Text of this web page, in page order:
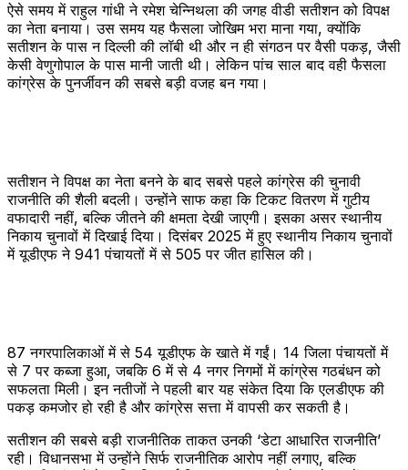
ऐसे समय में राहुल गांधी ने रमेश चेन्निथला की जगह वीडी सतीशन को विपक्ष
का नेता बनाया। उस समय यह फैसला जोखिम भरा माना गया, क्योंकि
सतीशन के पास न दिल्ली की लॉबी थी और न ही संगठन पर वैसी पकड़, जैसी
केसी वेणुगोपाल के पास मानी जाती थी। लेकिन पांच साल बाद वही फैसला
कांग्रेस के पुनर्जीवन की सबसे बड़ी वजह बन गया।
सतीशन ने विपक्ष का नेता बनने के बाद सबसे पहले कांग्रेस की चुनावी
राजनीति की शैली बदली। उन्होंने साफ कहा कि टिकट वितरण में गुटीय
वफादारी नहीं, बल्कि जीतने की क्षमता देखी जाएगी। इसका असर स्थानीय
निकाय चुनावों में दिखाई दिया। दिसंबर 2025 में हुए स्थानीय निकाय चुनावों
में यूडीएफ ने 941 पंचायतों में से 505 पर जीत हासिल की।
87 नगरपालिकाओं में से 54 यूडीएफ के खाते में गईं। 14 जिला पंचायतों में
से 7 पर कब्जा हुआ, जबकि 6 में से 4 नगर निगमों में कांग्रेस गठबंधन को
सफलता मिली। इन नतीजों ने पहली बार यह संकेत दिया कि एलडीएफ की
पकड़ कमजोर हो रही है और कांग्रेस सत्ता में वापसी कर सकती है।
सतीशन की सबसे बड़ी राजनीतिक ताकत उनकी ‘डेटा आधारित राजनीति’
रही। विधानसभा में उन्होंने सिर्फ राजनीतिक आरोप नहीं लगाए, बल्कि